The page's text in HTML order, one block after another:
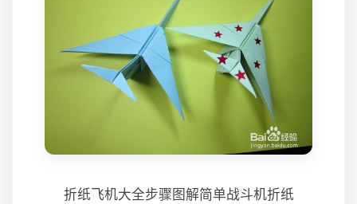
折纸飞机大全步骤图解简单战斗机折纸